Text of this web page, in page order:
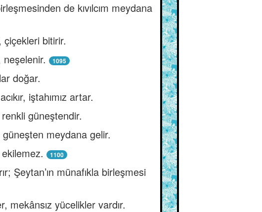
de kıvılcım meydana
çiçekleri bitirir.
neşelenir.
1095
doğar.
iştahımız artar.
renkli güneştendir.
güneşten meydana gelir.
1100
Şeytan’ın münafıkla birleşmesi
yücelikler vardır.